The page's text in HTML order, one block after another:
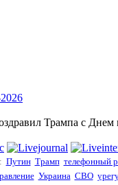
Трампа с
Путин Трамп телефонный
Украина СВО